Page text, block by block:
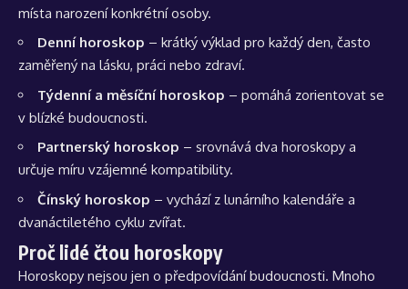
místa narození konkrétní osoby.
Denní horoskop – krátký výklad pro každý den, často
zaměřený na lásku, práci nebo zdraví.
Týdenní a měsíční horoskop – pomáhá zorientovat se
v blízké budoucnosti.
Partnerský horoskop – srovnává dva horoskopy a
určuje míru vzájemné kompatibility.
Čínský horoskop – vychází z lunárního kalendáře a
dvanáctiletého cyklu zvířat.
Proč lidé čtou horoskopy
Horoskopy nejsou jen o předpovídání budoucnosti. Mnoho